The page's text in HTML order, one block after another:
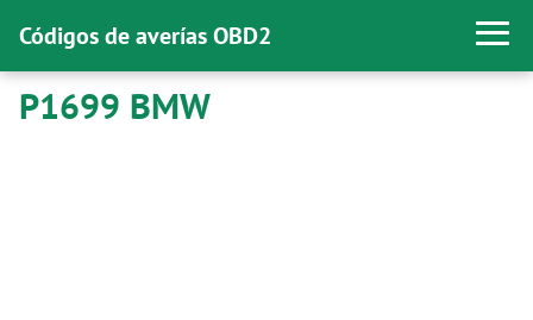
Códigos de averías OBD2
P1699 BMW